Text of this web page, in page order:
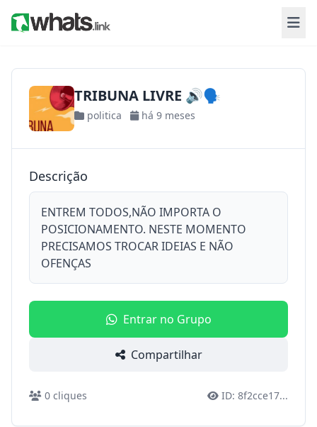
TRIBUNA LIVRE 🔊🗣
politica há 9 meses
Descrição
ENTREM TODOS,NÃO IMPORTA O
POSICIONAMENTO. NESTE MOMENTO
PRECISAMOS TROCAR IDEIAS E NÃO
OFENÇAS
Entrar no Grupo
Compartilhar
0 cliques ID: 8f2cce17...